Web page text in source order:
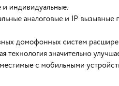
В корзину
индивидуальные.
аналоговые и IP
домофонных систем
значительно
с мобильными